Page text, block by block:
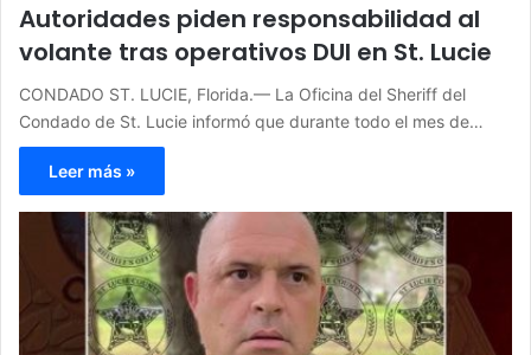
Autoridades piden responsabilidad al
volante tras operativos DUI en St. Lucie
CONDADO ST. LUCIE, Florida.— La Oficina del Sheriff del
Condado de St. Lucie informó que durante todo el mes de…
Leer más »